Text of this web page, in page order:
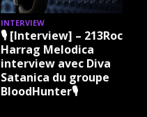
INTERVIEW
🎙 [Interview] – 213Rock
Harrag Melodica
interview avec Diva
Satanica du groupe
BloodHunter🎙